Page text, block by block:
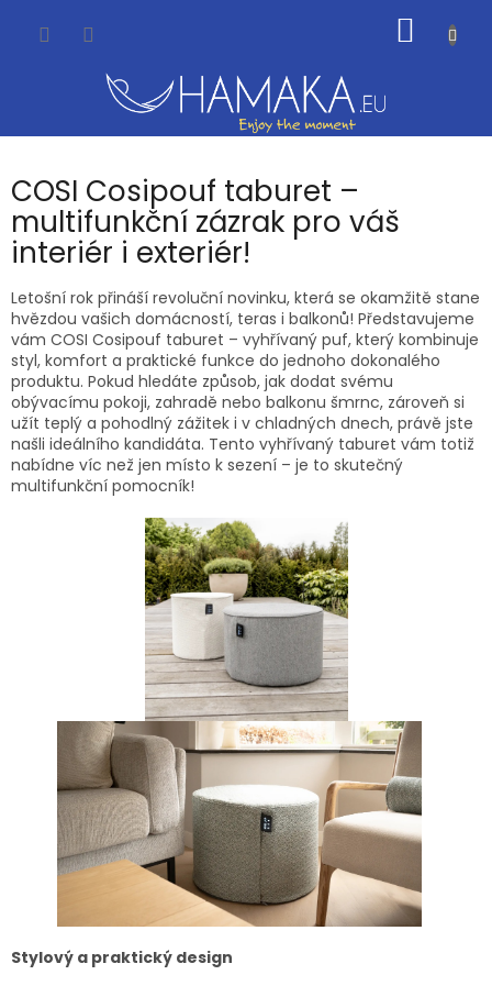
KOŠÍK
COSI Cosipouf taburet –
multifunkční zázrak pro váš
interiér i exteriér!
Letošní rok přináší revoluční novinku, která se okamžitě stane
hvězdou vašich domácností, teras i balkonů! Představujeme
vám COSI Cosipouf taburet – vyhřívaný puf, který kombinuje
styl, komfort a praktické funkce do jednoho dokonalého
produktu. Pokud hledáte způsob, jak dodat svému
obývacímu pokoji, zahradě nebo balkonu šmrnc, zároveň si
užít teplý a pohodlný zážitek i v chladných dnech, právě jste
našli ideálního kandidáta. Tento vyhřívaný taburet vám totiž
nabídne víc než jen místo k sezení – je to skutečný
multifunkční pomocník!
Stylový a praktický design